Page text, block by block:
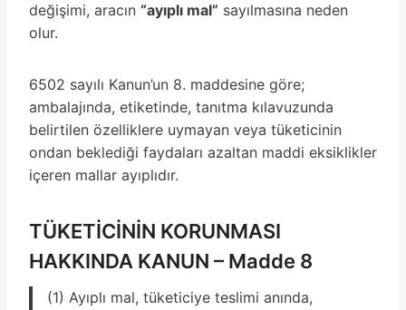
değişimi, aracın “ayıplı mal” sayılmasına neden
olur.
6502 sayılı Kanun’un 8. maddesine göre;
ambalajında, etiketinde, tanıtma kılavuzunda
belirtilen özelliklere uymayan veya tüketicinin
ondan beklediği faydaları azaltan maddi eksiklikler
içeren mallar ayıplıdır.
TÜKETİCİNİN KORUNMASI
HAKKINDA KANUN – Madde 8
(1) Ayıplı mal, tüketiciye teslimi anında,